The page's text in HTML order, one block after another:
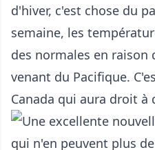
d'hiver, c'est chose du
semaine, les
des normales en raison
venant du Pacifique.
Canada qui aura droit à